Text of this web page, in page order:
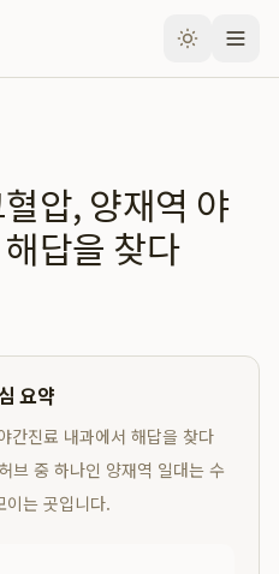
압, 양재역 야
답을 찾다
요약
간진료 내과에서 해답을 찾다
브 중 하나인 양재역 일대는 수
이는 곳입니다.